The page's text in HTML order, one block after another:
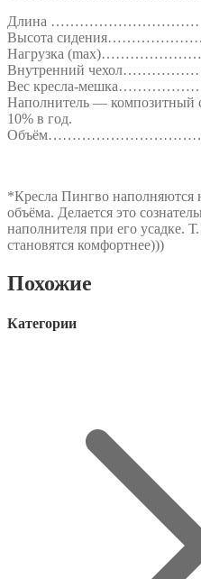
Длина
Высота
Нагрузка
Внутренний
Вес кресла-
Наполнитель — композитный
10% в год.
*Кресла Пингво наполняются
объёма. Делается это
наполнителя при его усадке.
становятся комфортнее)))
Похожие
Категории